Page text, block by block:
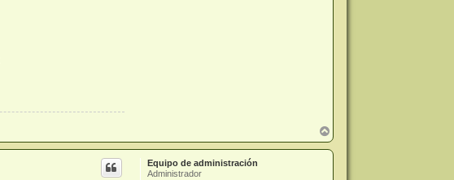
r
r
Equipo de administración
Administrador